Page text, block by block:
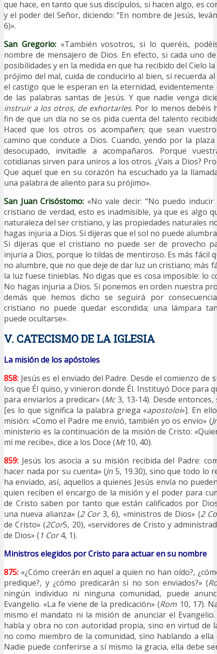
que hace, en tanto que sus discípulos, si hacen algo, es
y el poder del Señor, diciendo: “En nombre de Jesús,
6)».
San Gregorio:«También vosotros, si lo queréis,
nombre de mensajero de Dios. En efecto, si cada uno
posibilidades y en la medida en que ha recibido del Cielo
prójimo del mal, cuida de conducirlo al bien, si recuerda
el castigo que le esperan en la eternidad,
de las palabras santas de Jesús. Y que nadie venga
instruir a los otros, de exhortarles. Por lo menos debéis
fin de que un día no se os pida cuenta del talento
Haced que los otros os acompañen; que sean
camino que conduce a Dios. Cuando, yendo por la
desocupado, invitadle a acompañaros. Porque
cotidianas sirven para uniros a los otros. ¿Vais a Dios?
Que aquel que en su corazón ha escuchado ya la
una palabra de aliento para su prójimo».
San Juan Crisóstomo: «No vale decir: “No puedo
cristiano de verdad, esto es inadmisible, ya que es algo
naturaleza del ser cristiano, y las propiedades naturales
hagas injuria a Dios. Si dijeras que el sol no puede
Si dijeras que el cristiano no puede ser de provecho
injuria a Dios, porque lo tildas de mentiroso. Es más fácil
no alumbre, que no que deje de dar luz un cristiano; más
la luz fuese tinieblas. No digas que es cosa imposible: lo
No hagas injuria a Dios. Si ponemos en orden nuestra
demás que hemos dicho se seguirá por
cristiano no puede quedar escondida; una lámpara
puede ocultarse».
V. CATECISMO DE LA IGLESIA
La misión de los apóstoles
858: Jesús es el enviado del Padre. Desde el comienzo de
los que Él quiso, y vinieron donde Él. Instituyó Doce para
para enviarlos a predicar» (Mc3, 13-14). Desde entonces,
[es lo que significa la palabra griega «apostoloi»]. En
misión: «Como el Padre me envió, también yo os envío» (
ministerio es la continuación de la misión de Cristo:
mí me recibe», dice a los Doce (Mt10, 40).
859: Jesús los asocia a su misión recibida del Padre:
hacer nada por su cuenta» (Jn 5, 19.30), sino que todo lo
ha enviado, así, aquellos a quienes Jesús envía no
quien reciben el encargo de la misión y el poder para
de Cristo saben por tanto que están calificados por
una nueva alianza» (2 Cor3, 6), «ministros de Dios» (2
de Cristo» (2Cor5, 20), «servidores de Cristo y
de Dios» ( 1 Cor4, 1).
Ministros elegidos por Cristo para actuar en su nombre
875: «¿Cómo creerán en aquel a quien no han oído?,
predique?, y ¿cómo predicarán si no son enviados?» (
ningún individuo ni ninguna comunidad, puede
Evangelio. «La fe viene de la predicación» (Rom 10, 17).
mismo el mandato ni la misión de anunciar el
habla y obra no con autoridad propia, sino en virtud de
no como miembro de la comunidad, sino hablando a
Nadie puede conferirse a sí mismo la gracia, ella debe